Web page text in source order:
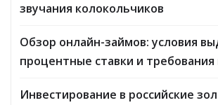
звучания колокольчиков
Обзор онлайн-займов: условия
процентные ставки и
Инвестирование в российские